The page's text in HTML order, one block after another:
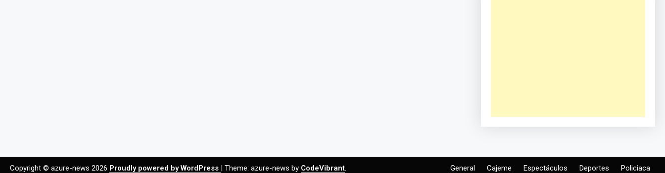
Copyright © azure-news 2026 Proudly powered by WordPress | Theme: azure-news by CodeVibrant. General Cajeme Espectáculos Deportes Policiaca